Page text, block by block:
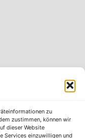
zu
zustimmen, können wir
dieser Website
Services einzuwilligen und
Dann ist unser
beiden
erfahren Sie